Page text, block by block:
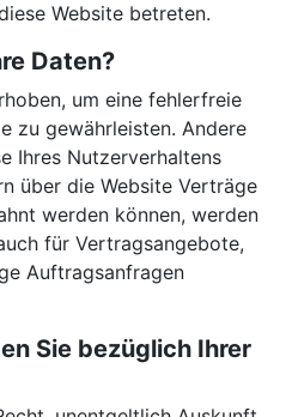
Website betreten.
Daten?
um eine fehlerfreie
zu gewährleisten. Andere
Ihres Nutzerverhaltens
über die Website Verträge
werden können, werden
für Vertragsangebote,
Auftragsanfragen
Sie bezüglich Ihrer